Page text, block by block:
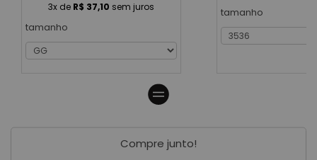
3x de R$ 37,10 sem juros
tamanho
tamanho
Compre junto!